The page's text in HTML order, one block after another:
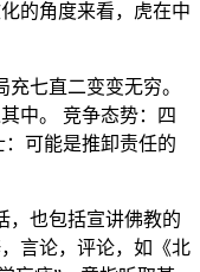
的角度来看，虎在中
七直二变变无穷。
中。 竞争态势：四
可能是推卸责任的
，也包括宣讲佛教的
言论，评论，如《北